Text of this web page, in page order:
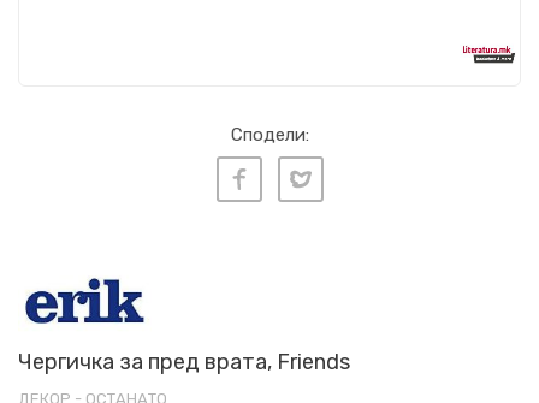
Сподели:
Чергичка за пред врата, Friends
ДЕКОР - ОСТАНАТО